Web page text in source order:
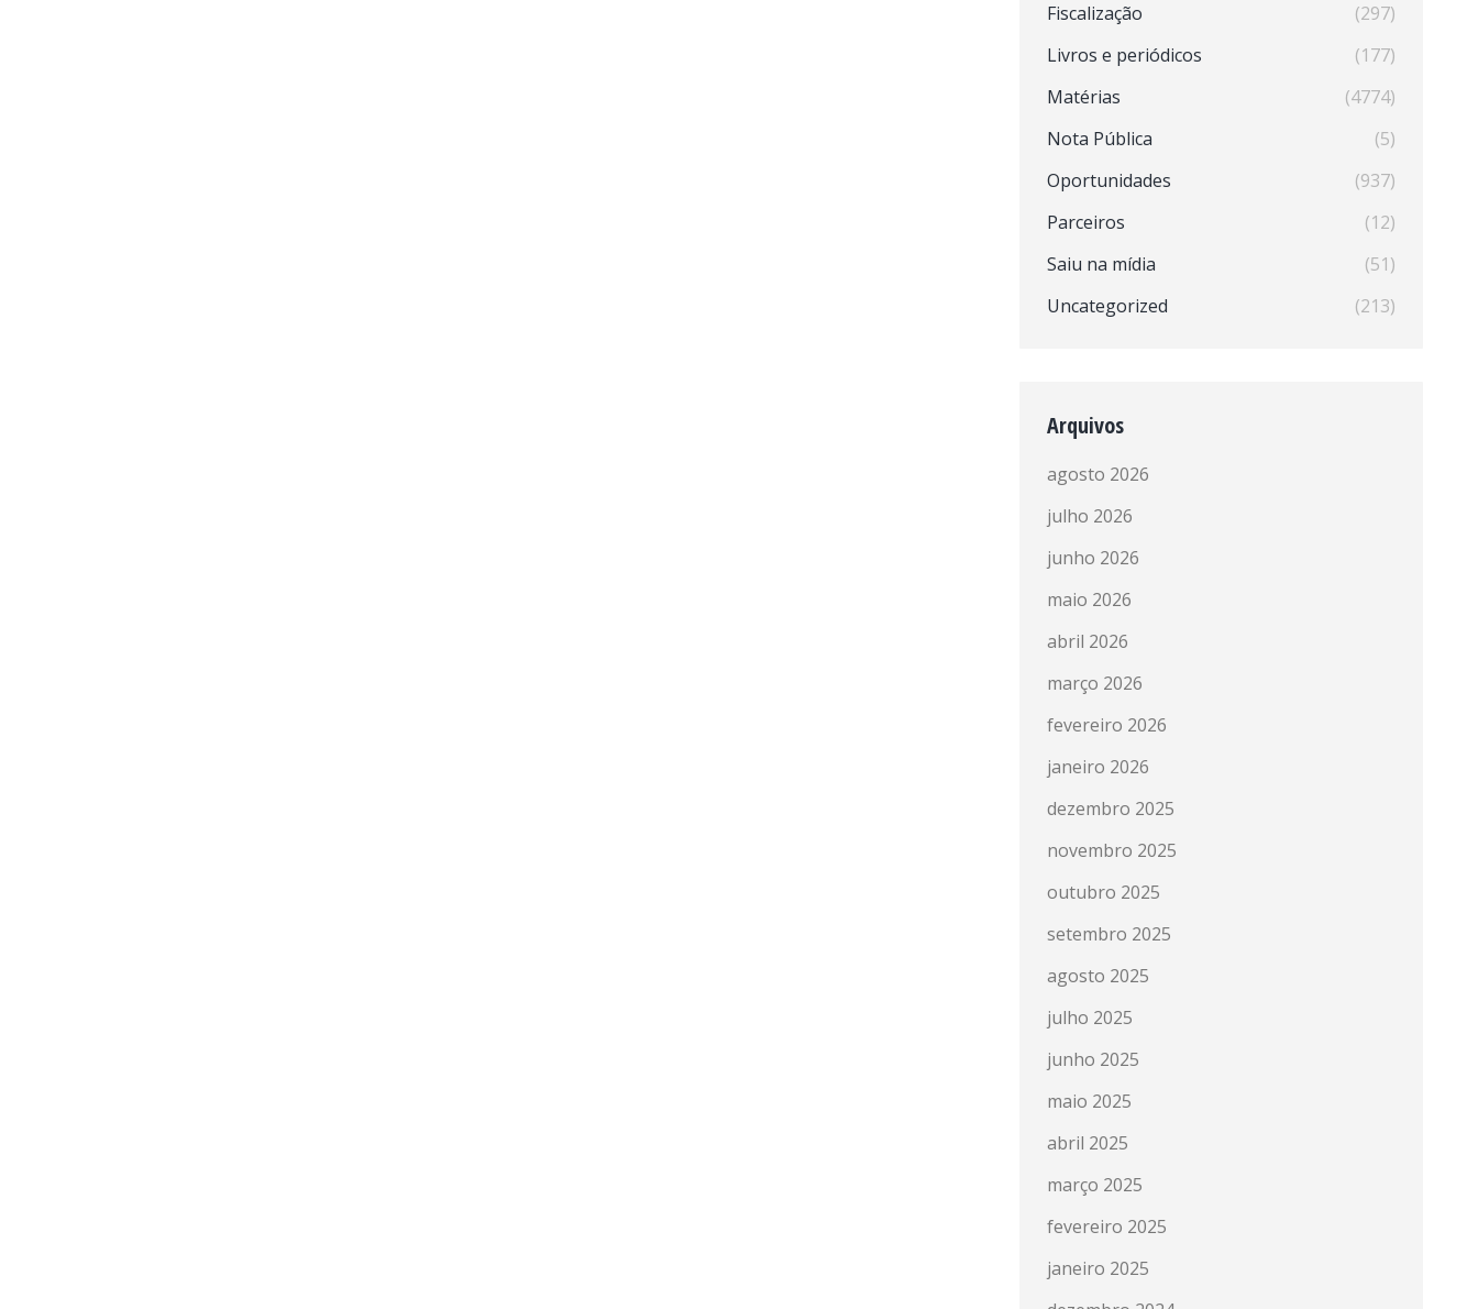
Fiscalização
(297)
Livros e periódicos
(177)
Matérias
(4774)
Nota Pública
(5)
Oportunidades
(937)
Parceiros
(12)
Saiu na mídia
(51)
Uncategorized
(213)
Arquivos
agosto 2026
julho 2026
junho 2026
maio 2026
abril 2026
março 2026
fevereiro 2026
janeiro 2026
dezembro 2025
novembro 2025
outubro 2025
setembro 2025
agosto 2025
julho 2025
junho 2025
maio 2025
abril 2025
março 2025
fevereiro 2025
janeiro 2025